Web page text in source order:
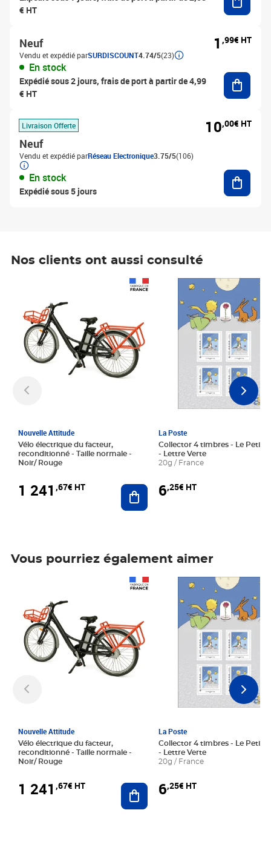
€ HT
Neuf
Vendu et expédié parSURDISCOUNT4.74/5(23)
En stock
Expédié sous 2 jours, frais de port à partir de 4,99
€ HT
1 ,99€ HT
Livraison Offerte
Neuf
Vendu et expédié parRéseau Electronique3.75/5(106)
En stock
Expédié sous 5 jours
10,00€ HT
Nos clients ont aussi consulté
Nouvelle Attitude
Vélo électrique du facteur,
reconditionné - Taille normale -
Noir/ Rouge
1 241 ,67€ HT Ajouter au panier
La Poste
Collector 4 timbres - Le Petit
- Lettre Verte
20g / France
6,25€ HT
Prix 6,25€ HT
Vous pourriez également aimer
Nouvelle Attitude
Vélo électrique du facteur,
reconditionné - Taille normale -
Noir/ Rouge
1 241 ,67€ HT Ajouter au panier
La Poste
Collector 4 timbres - Le Petit
- Lettre Verte
20g / France
6,25€ HT
Prix 6,25€ HT